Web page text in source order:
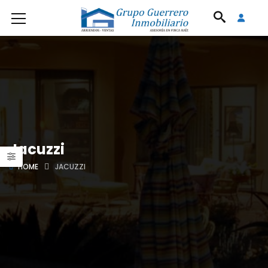
Jacuzzi
HOME JACUZZI